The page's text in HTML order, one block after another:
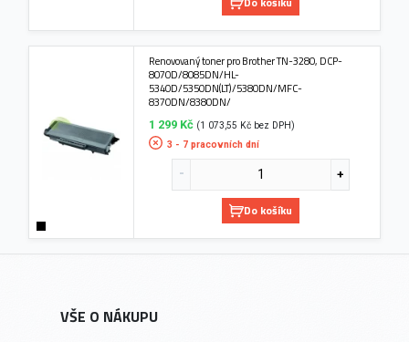
Renovovaný toner pro Brother TN-3280, DCP-
8070D/8085DN/HL-
5340D/5350DN(LT)/5380DN/MFC-
8370DN/8380DN/
1 299 Kč (1 073,55 Kč bez DPH)
3 - 7 pracovních dní
Do košíku
VŠE O NÁKUPU